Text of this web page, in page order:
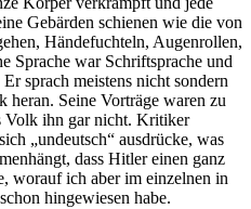
Gebärden schienen wie die von
Händefuchteln, Augenrollen,
Sprache war Schriftsprache und
sprach meistens nicht sondern
heran. Seine Vorträge waren zu
Volk ihn gar nicht. Kritiker
„undeutsch“ ausdrücke, was
dass Hitler einen ganz
worauf ich aber im einzelnen in
hingewiesen habe.